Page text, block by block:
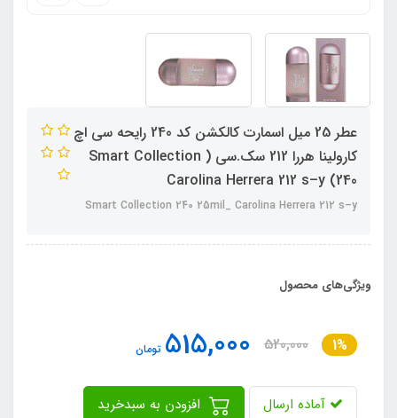
عطر 25 میل اسمارت کالکشن کد 240 رایحه سی اچ
کارولینا هررا 212 سک.سی ( Smart Collection
240) Carolina Herrera 212 s–y
Smart Collection 240 25mil_ Carolina Herrera 212 s–y
ویژگی‌های محصول
1%
520,000
515,000 تومان
آماده ارسال